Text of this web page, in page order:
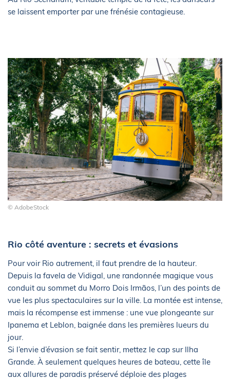
se laissent emporter par une frénésie contagieuse.
© AdobeStock
Rio côté aventure : secrets et évasions
Pour voir Rio autrement, il faut prendre de la hauteur.
Depuis la favela de Vidigal, une randonnée magique vous
conduit au sommet du Morro Dois Irmãos, l’un des points de
vue les plus spectaculaires sur la ville. La montée est intense,
mais la récompense est immense : une vue plongeante sur
Ipanema et Leblon, baignée dans les premières lueurs du
jour.
Si l’envie d’évasion se fait sentir, mettez le cap sur Ilha
Grande. À seulement quelques heures de bateau, cette île
aux allures de paradis préservé déploie des plages